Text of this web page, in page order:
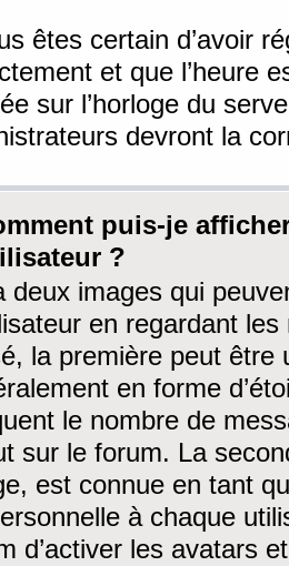
êtes certain d’avoir
et que l’heure
sur l’horloge du
devront la
puis-je
?
deux images qui
en regardant
la première peut être
en forme
le nombre de
sur le forum. La
est connue en tant
à chaque
d’activer les avatars